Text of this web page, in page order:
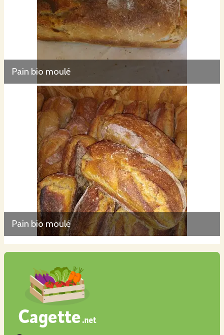
Pain bio moulé
Pain bio moulé